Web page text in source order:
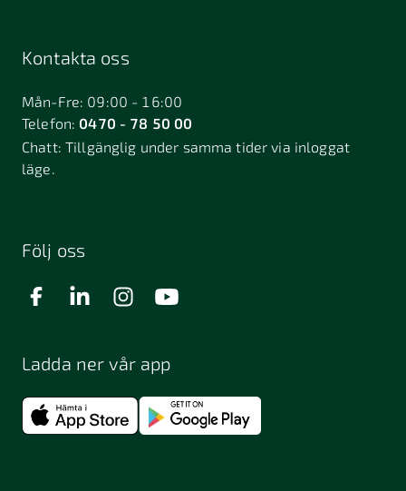
Kontakta oss
Mån-Fre: 09:00 - 16:00
Telefon:0470 - 78 50 00
Chatt:Tillgänglig under samma tider via inloggat
läge.
Följ oss
Ladda ner vår app